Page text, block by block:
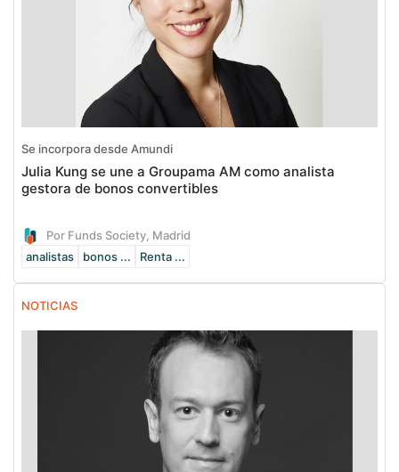
Se incorpora desde Amundi
Julia Kung se une a Groupama AM como analista
gestora de bonos convertibles
Por Funds Society, Madrid
analistas
bonos ... Renta ...
NOTICIAS